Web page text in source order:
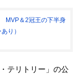
MVP＆2冠王の下半身
り）
テリトリー」の公